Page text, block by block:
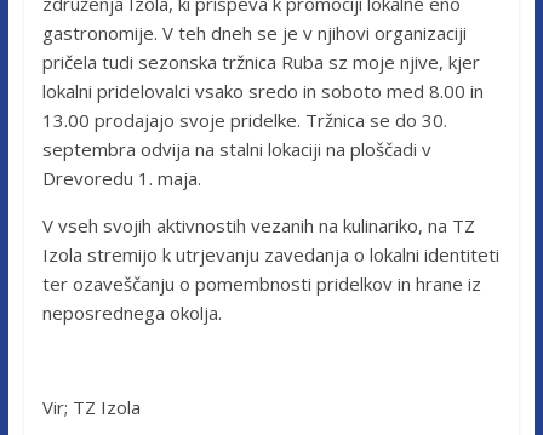
gastronomije. V teh dneh se je v njihovi organizaciji
pričela tudi sezonska tržnica Ruba sz moje njive, kjer
lokalni pridelovalci vsako sredo in soboto med 8.00 in
13.00 prodajajo svoje pridelke. Tržnica se do 30.
septembra odvija na stalni lokaciji na ploščadi v
Drevoredu 1. maja.
V vseh svojih aktivnostih vezanih na kulinariko, na TZ
Izola stremijo k utrjevanju zavedanja o lokalni identiteti
ter ozaveščanju o pomembnosti pridelkov in hrane iz
neposrednega okolja.
Vir; TZ Izola